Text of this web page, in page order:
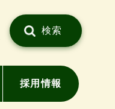
検索
採用情報